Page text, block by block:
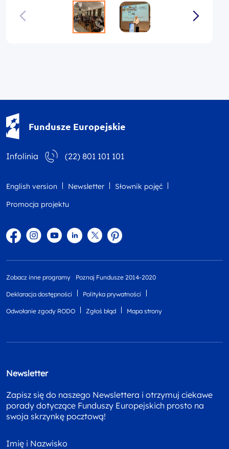
Fundusze Europejskie
Infolinia (22) 801 101 101
English version Newsletter
Słownik pojęć
Promocja projektu
FacebookInstagram
YouTubeLinkedintwitterPinterest
Zobacz inne programy Poznaj Fundusze 2014-2020
Deklaracja dostępności Polityka prywatności
Odwołanie zgody RODO Zgłoś błąd Mapa strony
Newsletter
Zapisz się do naszego Newslettera i otrzymuj ciekawe
porady dotyczące Funduszy Europejskich prosto na
swoja skrzynkę pocztową!
Imię i Nazwisko